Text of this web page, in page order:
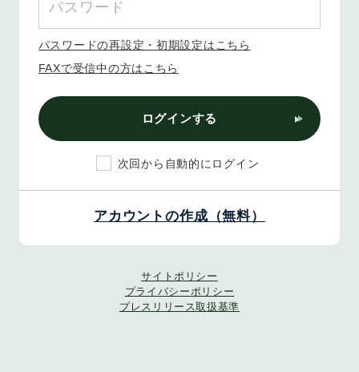
パスワードの再設定・初期設定はこちら
FAXで受信中の方はこちら
ログインする
次回から自動的にログイン
アカウントの作成（無料）
サイトポリシー
プライバシーポリシー
プレスリリース取扱基準